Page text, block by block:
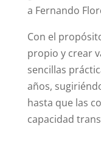
a Fernando
Con el
propio y crear
sencillas
años,
hasta que las
capacidad